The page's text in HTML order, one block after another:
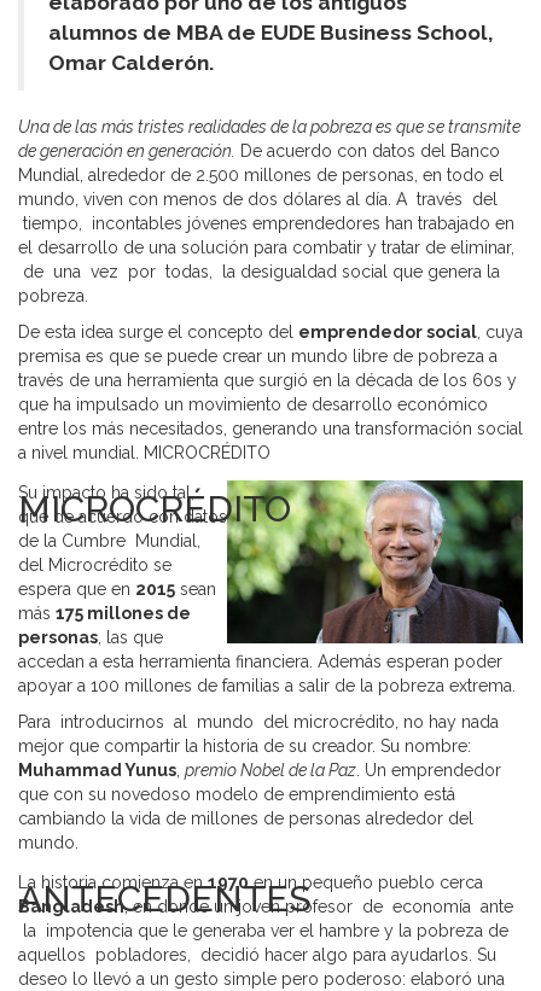
alumnos de MBA de EUDE Business School,
Omar Calderón.
Una de las más tristes realidades de la pobreza es que se transmite
de generación en generación.
De acuerdo con datos del Banco
Mundial, alrededor de 2.500 millones de personas, en todo el
mundo, viven con menos de dos dólares al día. A través del
tiempo, incontables jóvenes emprendedores han trabajado en
el desarrollo de una solución para combatir y tratar de eliminar,
de una vez por todas, la desigualdad social que genera la
pobreza.
De esta idea surge el concepto del emprendedor social , cuya
premisa es que se puede crear un mundo libre de pobreza a
través de una herramienta que surgió en la década de los 60s y
que ha impulsado un movimiento de desarrollo económico
entre los más necesitados, generando una transformación social
a nivel mundial. MICROCRÉDITO
MICROCRÉDITO
Su impacto ha sido tal,
que de acuerdo con datos
de la Cumbre Mundial,
del Microcrédito se
espera que en 2015 sean
más 175 millones de
personas , las que
accedan a esta herramienta financiera. Además esperan poder
apoyar a 100 millones de familias a salir de la pobreza extrema.
Para introducirnos al mundo del microcrédito, no hay nada
mejor que compartir la historia de su creador. Su nombre:
Muhammad Yunus premio Nobel de la Paz . Un emprendedor
que con su novedoso modelo de emprendimiento está
cambiando la vida de millones de personas alrededor del
mundo.
ANTECEDENTES
La historia comienza en1970en un pequeño pueblo cerca
Bangladesh, en donde un joven profesor de economía ante
la impotencia que le generaba ver el hambre y la pobreza de
aquellos pobladores, decidió hacer algo para ayudarlos. Su
deseo lo llevó a un gesto simple pero poderoso: elaboró una